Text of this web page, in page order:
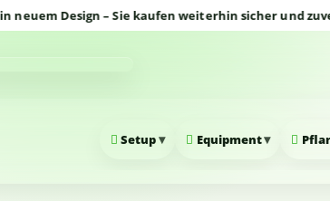
Design – Sie kaufen weiterhin sicher und
Setup▾ Equipment▾